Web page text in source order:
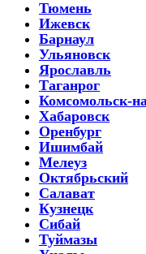
Тюмень
Ижевск
Барнаул
Ульяновск
Ярославль
Таганрог
Комсомольск-
Хабаровск
Оренбург
Ишимбай
Мелеуз
Октябрьский
Салават
Кузнецк
Сибай
Туймазы